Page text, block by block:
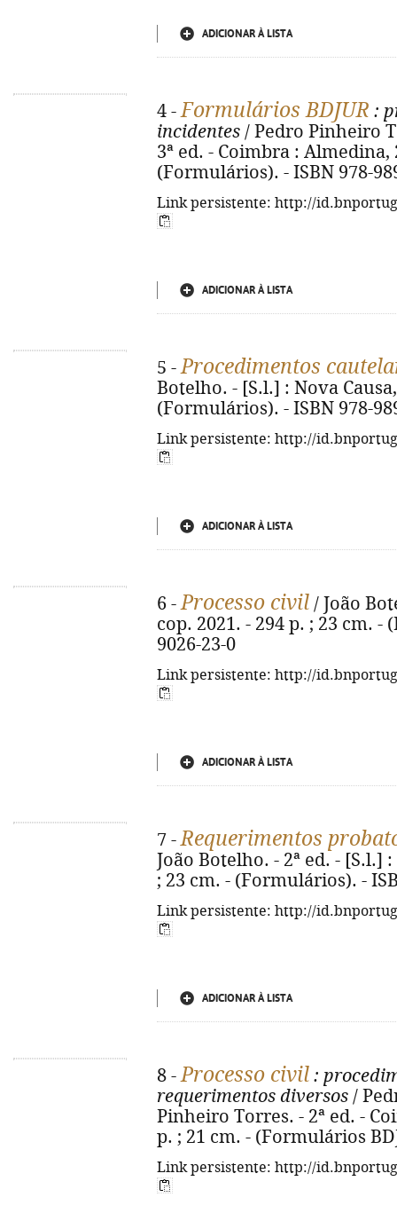
ADICIONAR À LISTA
4 -Formulários BDJUR :
incidentes / Pedro Pinheiro
3ª ed. - Coimbra : Almedina,
(Formulários). - ISBN 978-
Link persistente: http://
ADICIONAR À LISTA
5 -Procedimentos
Botelho. - [S.l.] : Nova
(Formulários). - ISBN 978-
Link persistente: http://
ADICIONAR À LISTA
6 -Processo civil / João
cop. 2021. - 294 p. ; 23 cm. -
9026-23-0
Link persistente: http://
ADICIONAR À LISTA
7 -Requerimentos
João Botelho. - 2ª ed. - [S.l.]
; 23 cm. - (Formulários). -
Link persistente: http://
ADICIONAR À LISTA
8 -Processo civil :
requerimentos diversos /
Pinheiro Torres. - 2ª ed. -
p. ; 21 cm. - (Formulários
Link persistente: http://